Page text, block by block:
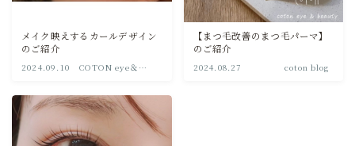
メイク映えするカールデザイン
のご紹介
2024.09.10
COTON eye＆
【まつ毛改善のまつ毛パーマ】
のご紹介
2024.08.27 coton blog